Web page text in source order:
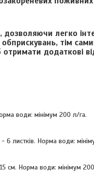
легко
тім
додаткові
води: мінімум 200 л/га.
- 6 листків. Норма води:
см. Норма води: мінімум